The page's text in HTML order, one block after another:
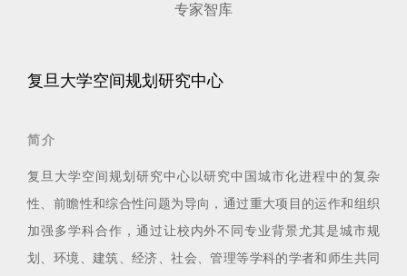
专家智库
复旦大学空间规划研究中心
简介
复旦大学空间规划研究中心以研究中国城市化进程中的复杂
性、前瞻性和综合性问题为导向，通过重大项目的运作和组织
加强多学科合作，通过让校内外不同专业背景尤其是城市规
划、环境、建筑、经济、社会、管理等学科的学者和师生共同